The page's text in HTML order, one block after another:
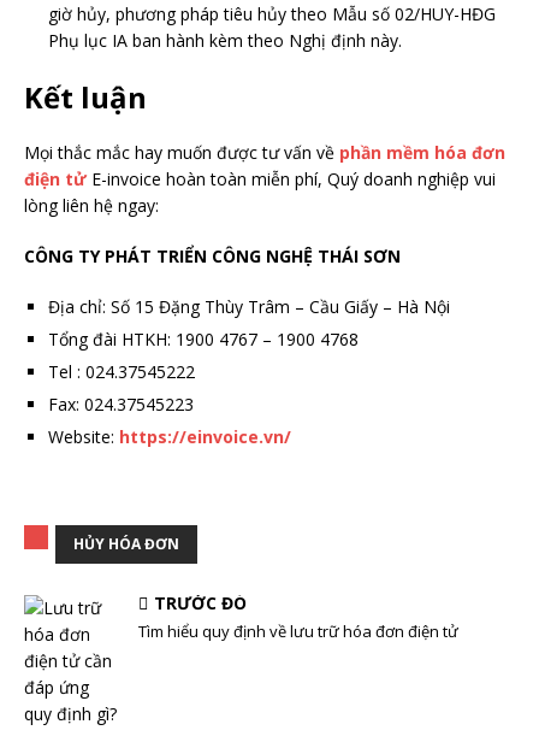
giờ hủy, phương pháp tiêu hủy theo Mẫu số 02/HUY-HĐG
Phụ lục IA ban hành kèm theo Nghị định này.
Kết luận
Mọi thắc mắc hay muốn được tư vấn về phần mềm hóa đơn
điện tửE-invoice hoàn toàn miễn phí, Quý doanh nghiệp vui
lòng liên hệ ngay:
CÔNG TY PHÁT TRIỂN CÔNG NGHỆ THÁI SƠN
Địa chỉ: Số 15 Đặng Thùy Trâm – Cầu Giấy – Hà Nội
Tổng đài HTKH: 1900 4767 – 1900 4768
Tel : 024.37545222
Fax: 024.37545223
Website: https://einvoice.vn/
HỦY HÓA ĐƠN
TRƯỚC ĐÓ
Tìm hiểu quy định về lưu trữ hóa đơn điện tử